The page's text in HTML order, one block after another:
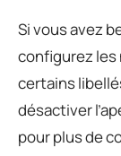
Si vous avez
configurez
certains
désactiver
pour plus de